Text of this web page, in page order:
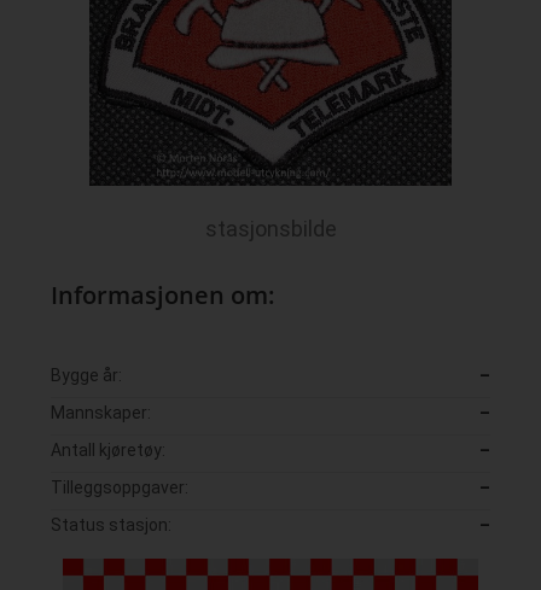
stasjonsbilde
Informasjonen om:
Bygge år:
–
Mannskaper:
–
Antall kjøretøy:
–
Tilleggsoppgaver:
–
Status stasjon:
–